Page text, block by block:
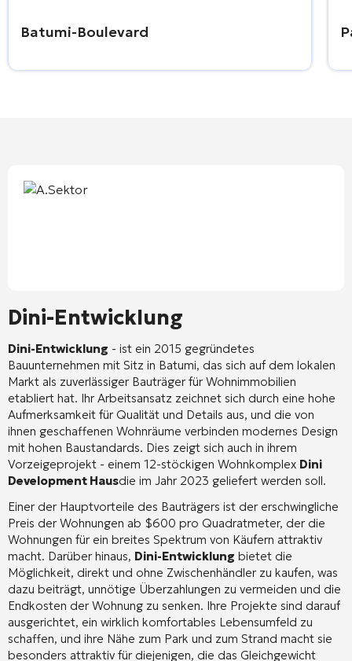
Batumi-Boulevard
Dini-Entwicklung
Dini-Entwicklung - ist ein 2015 gegründetes
Bauunternehmen mit Sitz in Batumi, das sich auf dem lokalen
Markt als zuverlässiger Bauträger für Wohnimmobilien
etabliert hat. Ihr Arbeitsansatz zeichnet sich durch eine hohe
Aufmerksamkeit für Qualität und Details aus, und die von
ihnen geschaffenen Wohnräume verbinden modernes Design
mit hohen Baustandards. Dies zeigt sich auch in ihrem
Vorzeigeprojekt - einem 12-stöckigen Wohnkomplex Dini
Development Hausdie im Jahr 2023 geliefert werden soll.
Einer der Hauptvorteile des Bauträgers ist der erschwingliche
Preis der Wohnungen ab $600 pro Quadratmeter, der die
Wohnungen für ein breites Spektrum von Käufern attraktiv
macht. Darüber hinaus, Dini-Entwicklung bietet die
Möglichkeit, direkt und ohne Zwischenhändler zu kaufen, was
dazu beiträgt, unnötige Überzahlungen zu vermeiden und die
Endkosten der Wohnung zu senken. Ihre Projekte sind darauf
ausgerichtet, ein wirklich komfortables Lebensumfeld zu
schaffen, und ihre Nähe zum Park und zum Strand macht sie
besonders attraktiv für diejenigen, die das Gleichgewicht